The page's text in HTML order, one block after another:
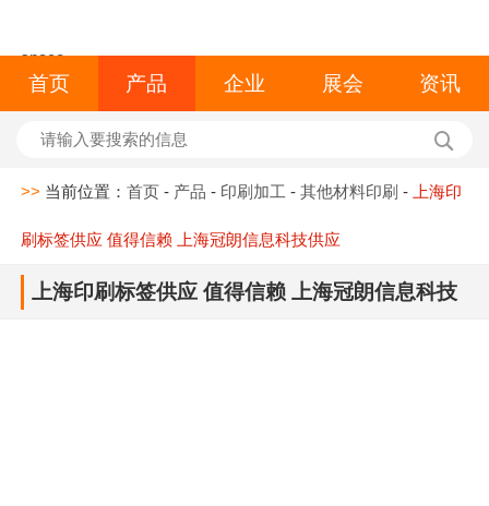
space
首页 产品 企业 展会 资讯
>> 当前位置：首页 - 产品 - 印刷加工 -其他材料印刷 - 上海印
刷标签供应 值得信赖 上海冠朗信息科技供应
上海印刷标签供应 值得信赖 上海冠朗信息科技